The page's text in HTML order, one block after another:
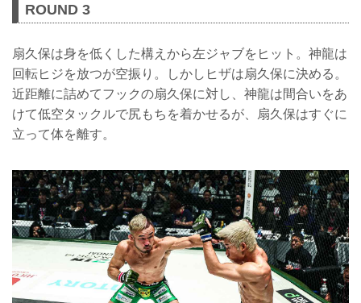
ROUND 3
扇久保は身を低くした構えから左ジャブをヒット。神龍は
回転ヒジを放つが空振り。しかしヒザは扇久保に決める。
近距離に詰めてフックの扇久保に対し、神龍は間合いをあ
けて低空タックルで尻もちを着かせるが、扇久保はすぐに
立って体を離す。